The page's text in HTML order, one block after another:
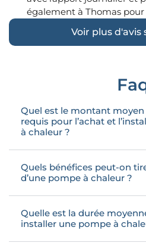
également à Thomas
Voir plus d'avis
Quel est le montant moyen
requis pour l’achat et
à chaleur ?
Quels bénéfices peut-on
d’une pompe à chaleur ?
Quelle est la durée
installer une pompe à